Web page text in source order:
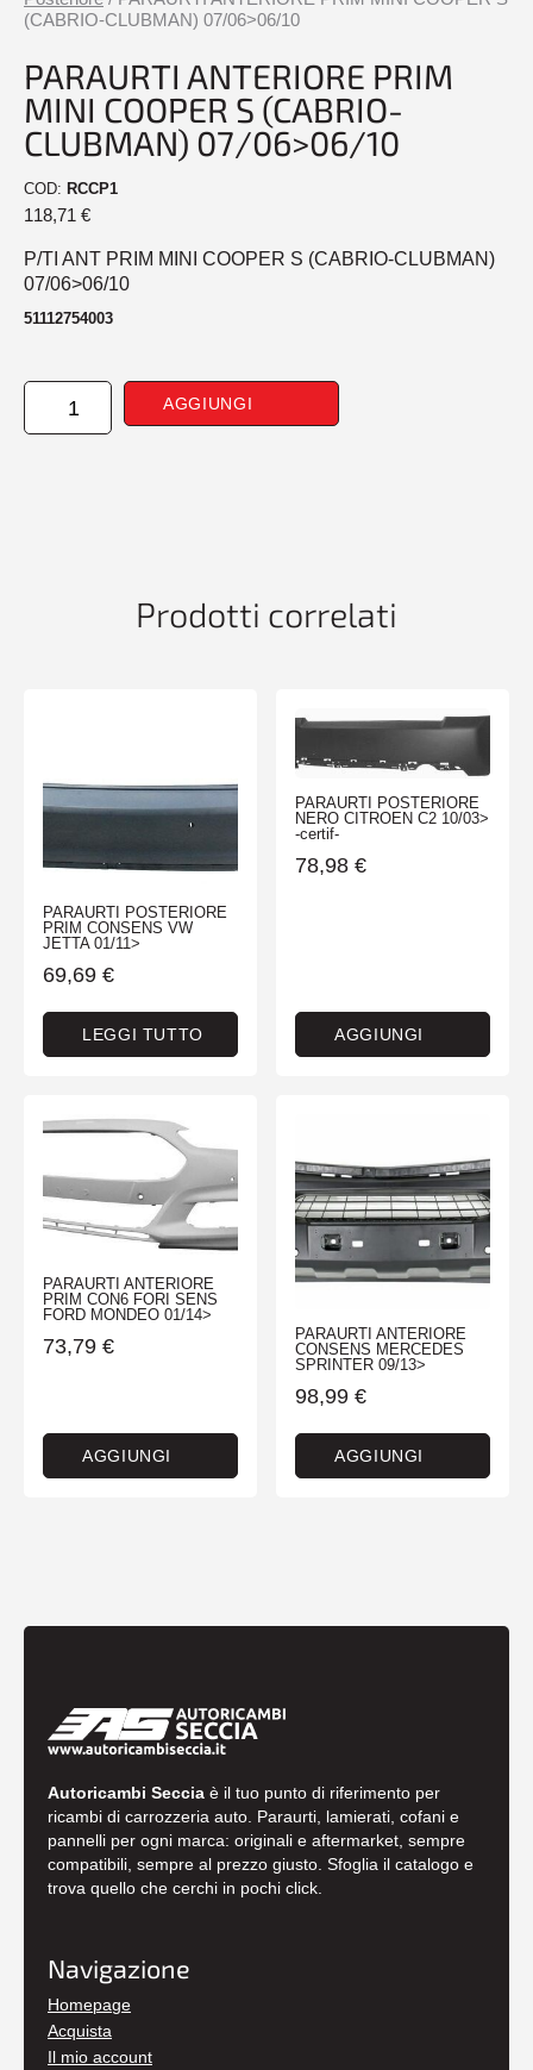
(CABRIO-CLUBMAN) 07/06>06/10
PARAURTI ANTERIORE PRIM
MINI COOPER S (CABRIO-
CLUBMAN) 07/06>06/10
COD: RCCP1
118,71 €
P/TI ANT PRIM MINI COOPER S (CABRIO-CLUBMAN)
07/06>06/10
51112754003
PARAURTI
ANTERIORE
AGGIUNGI
Prodotti correlati
PARAURTI POSTERIORE
PRIM CONSENS VW
JETTA 01/11>
69,69 €
LEGGI TUTTO
PARAURTI POSTERIORE
NERO CITROEN C2 10/03>
-certif-
78,98 €
AGGIUNGI
PARAURTI ANTERIORE
PRIM CON6 FORI SENS
FORD MONDEO 01/14>
73,79 €
AGGIUNGI
PARAURTI ANTERIORE
CONSENS MERCEDES
SPRINTER 09/13>
98,99 €
AGGIUNGI
Autoricambi Seccia è il tuo punto di riferimento per
ricambi di carrozzeria auto. Paraurti, lamierati, cofani e
pannelli per ogni marca: originali e aftermarket, sempre
compatibili, sempre al prezzo giusto. Sfoglia il catalogo e
trova quello che cerchi in pochi click.
Navigazione
Homepage
Acquista
Il mio account